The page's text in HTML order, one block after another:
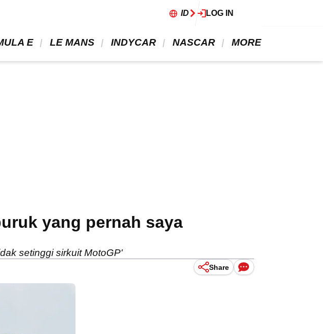
ID LOG IN
E LE MANS INDYCAR NASCAR MORE
yang pernah saya
setinggi sirkuit MotoGP'
Share